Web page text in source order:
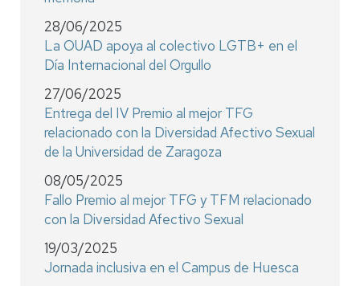
28/06/2025
La OUAD apoya al colectivo LGTB+ en el
Día Internacional del Orgullo
27/06/2025
Entrega del IV Premio al mejor TFG
relacionado con la Diversidad Afectivo Sexual
de la Universidad de Zaragoza
08/05/2025
Fallo Premio al mejor TFG y TFM relacionado
con la Diversidad Afectivo Sexual
19/03/2025
Jornada inclusiva en el Campus de Huesca